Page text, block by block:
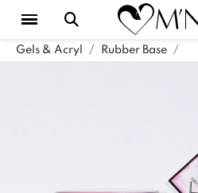
Gels & Acryl Rubber Base